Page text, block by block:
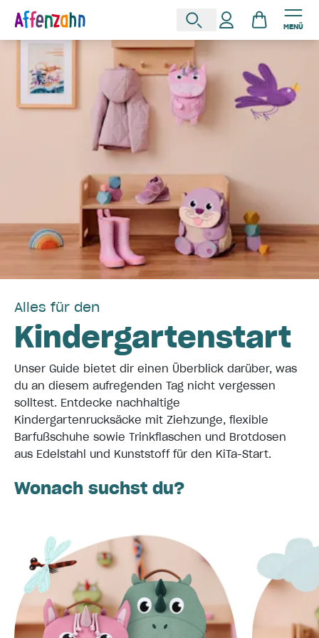
MENÜ
Alles für den
Kindergartenstart
Unser Guide bietet dir einen Überblick darüber, was
du an diesem aufregenden Tag nicht vergessen
solltest. Entdecke nachhaltige
Kindergartenrucksäcke mit Ziehzunge, flexible
Barfußschuhe sowie Trinkflaschen und Brotdosen
aus Edelstahl und Kunststoff für den KiTa-Start.
Wonach suchst du?